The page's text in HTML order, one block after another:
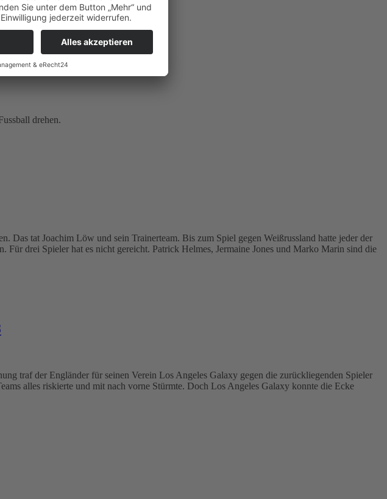
drehen.
Das tat Joachim Löw und sein Trainerteam. Bis zum Spiel gegen Weißrussland hatte jeder der
drei Spieler hat es nicht gereicht. Patrick Helmes, Jermaine Jones und Marko Marin sind die
traf der Engländer für seinen Verein Los Angeles Galaxy gegen die zurückliegenden Spieler
alles riskierte und mit nach vorne Stürmte. Doch Los Angeles Galaxy konnte die Ecke